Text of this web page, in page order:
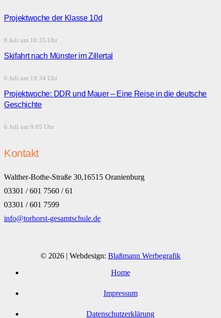
Projektwoche der Klasse 10d
8 Juli um 16:35 Uhr
Skifahrt nach Münster im Zillertal
6 Juli um 19:34 Uhr
Projektwoche: DDR und Mauer – Eine Reise in die deutsche
Geschichte
6 Juli um 9:05 Uhr
Kontakt
Walther-Bothe-Straße 30,16515 Oranienburg
03301 / 601 7560 / 61
03301 / 601 7599
info@torhorst-gesamtschule.de
© 2026 | Webdesign: Blaßmann Werbegrafik
Home
Impressum
Datenschutzerklärung